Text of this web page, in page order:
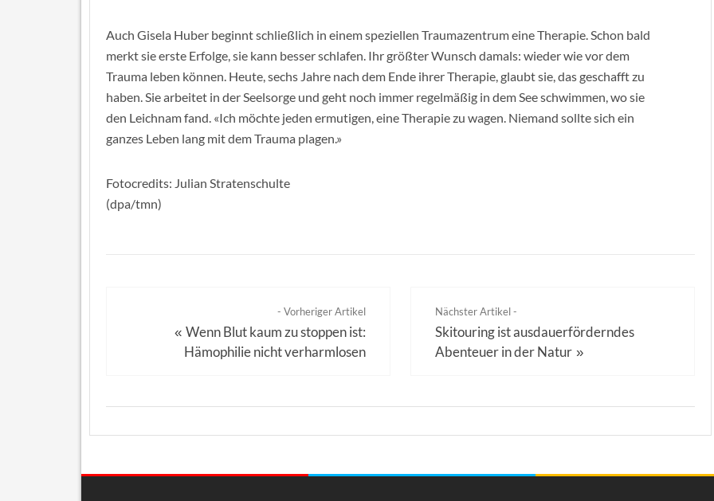
Auch Gisela Huber beginnt schließlich in einem speziellen Traumazentrum eine Therapie. Schon bald
merkt sie erste Erfolge, sie kann besser schlafen. Ihr größter Wunsch damals: wieder wie vor dem
Trauma leben können. Heute, sechs Jahre nach dem Ende ihrer Therapie, glaubt sie, das geschafft zu
haben. Sie arbeitet in der Seelsorge und geht noch immer regelmäßig in dem See schwimmen, wo sie
den Leichnam fand. «Ich möchte jeden ermutigen, eine Therapie zu wagen. Niemand sollte sich ein
ganzes Leben lang mit dem Trauma plagen.»
Fotocredits: Julian Stratenschulte
(dpa/tmn)
- Vorheriger Artikel
« Wenn Blut kaum zu stoppen ist:
Hämophilie nicht verharmlosen
Nächster Artikel -
Skitouring ist ausdauerförderndes
Abenteuer in der Natur »